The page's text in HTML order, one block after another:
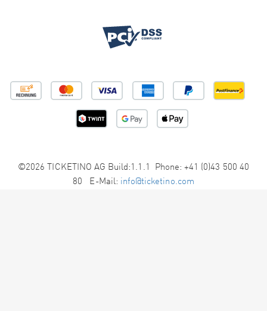
©2026 TICKETINO AG Build:1.1.1 Phone: +41 (0)43 500 40
80 E-Mail: info@ticketino.com